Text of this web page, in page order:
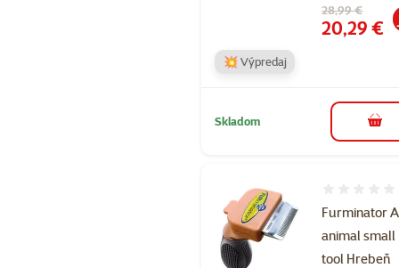
Pôvodná cena
28,99 €
Cena
20,29 €
💥 Výpredaj
Skladom do
Furminator
animal small
tool Hrebeň